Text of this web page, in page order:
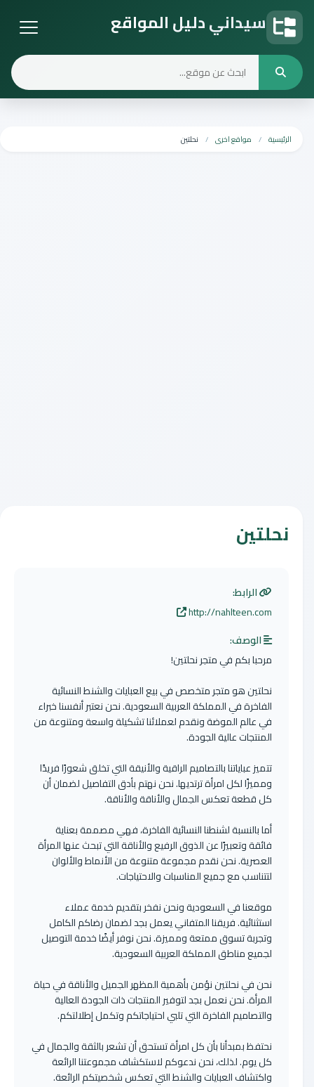
سيداني دليل المواقع
الرئيسية مواقع اخرى نحلتين
نحلتين
الرابط:
http://nahlteen.com
الوصف:
مرحبا بكم في متجر نحلتين!
نحلتين هو متجر متخصص في بيع العبايات والشنط النسائية
الفاخرة في المملكة العربية السعودية. نحن نعتبر أنفسنا خبراء
في عالم الموضة ونقدم لعملائنا تشكيلة واسعة ومتنوعة من
المنتجات عالية الجودة.
تتميز عباياتنا بالتصاميم الراقية والأنيقة التي تخلق شعورًا فريدًا
ومميزًا لكل امرأة ترتديها. نحن نهتم بأدق التفاصيل لضمان أن
كل قطعة تعكس الجمال والأناقة والأناقة.
أما بالنسبة لشنطنا النسائية الفاخرة، فهي مصممة بعناية
فائقة وتعبيرًا عن الذوق الرفيع والأناقة التي تبحث عنها المرأة
العصرية. نحن نقدم مجموعة متنوعة من الأنماط والألوان
لتتناسب مع جميع المناسبات والاحتياجات.
موقعنا في السعودية ونحن نفخر بتقديم خدمة عملاء
استثنائية. فريقنا المتفاني يعمل بجد لضمان رضاكم الكامل
وتجربة تسوق ممتعة ومميزة. نحن نوفر أيضًا خدمة التوصيل
لجميع مناطق المملكة العربية السعودية.
نحن في نحلتين نؤمن بأهمية المظهر الجميل والأناقة في حياة
المرأة. نحن نعمل بجد لتوفير المنتجات ذات الجودة العالية
والتصاميم الفاخرة التي تلبي احتياجاتكم وتكمل إطلالتكم.
نحتفظ بمبدأنا بأن كل امرأة تستحق أن تشعر بالثقة والجمال في
كل يوم. لذلك، نحن ندعوكم لاستكشاف مجموعتنا الرائعة
واكتشاف العبايات والشنط التي تعكس شخصيتكم الرائعة.